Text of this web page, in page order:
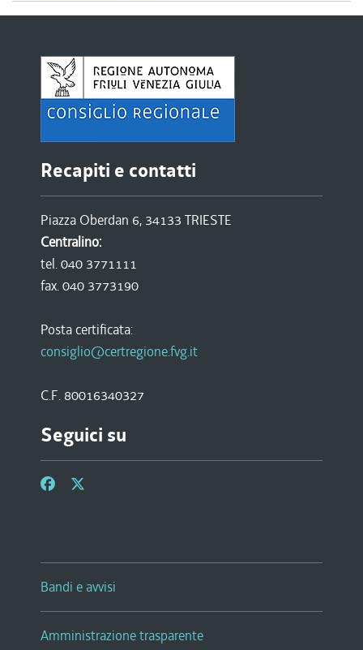
Recapiti e contatti
Piazza Oberdan 6, 34133 TRIESTE
Centralino:
tel. 040 3771111
fax. 040 3773190
Posta certificata:
consiglio@certregione.fvg.it
C.F. 80016340327
Seguici su
Bandi e avvisi
Amministrazione trasparente